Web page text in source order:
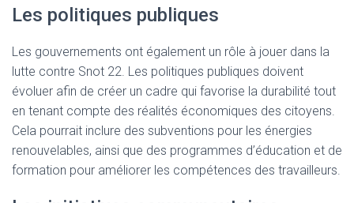
Les politiques publiques
Les gouvernements ont également un rôle à jouer dans la
lutte contre Snot 22. Les politiques publiques doivent
évoluer afin de créer un cadre qui favorise la durabilité tout
en tenant compte des réalités économiques des citoyens.
Cela pourrait inclure des subventions pour les énergies
renouvelables, ainsi que des programmes d’éducation et de
formation pour améliorer les compétences des travailleurs.